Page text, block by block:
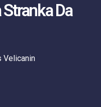
Da
Velicanin